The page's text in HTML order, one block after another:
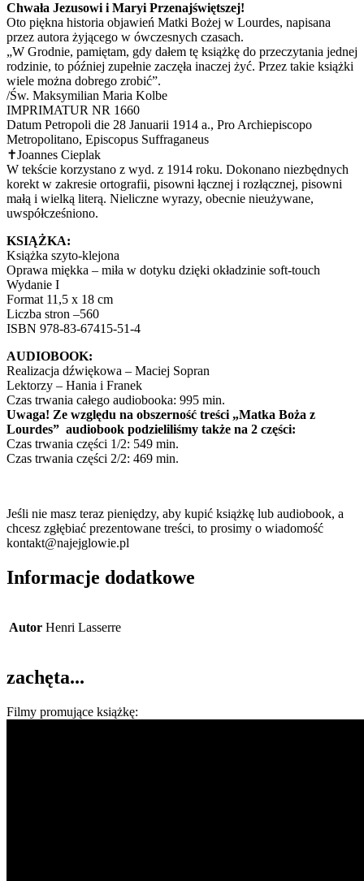
Chwała Jezusowi i Maryi Przenajświętszej!
Oto piękna historia objawień Matki Bożej w Lourdes, napisana
przez autora żyjącego w ówczesnych czasach.
„W Grodnie, pamiętam, gdy dałem tę książkę do przeczytania jednej
rodzinie, to później zupełnie zaczęła inaczej żyć. Przez takie książki
wiele można dobrego zrobić”.
/Św. Maksymilian Maria Kolbe
IMPRIMATUR NR 1660
Datum Petropoli die 28 Januarii 1914 a., Pro Archiepiscopo
Metropolitano, Episcopus Suffraganeus
✝Joannes Cieplak
W tekście korzystano z wyd. z 1914 roku. Dokonano niezbędnych
korekt w zakresie ortografii, pisowni łącznej i rozłącznej, pisowni
małą i wielką literą. Nieliczne wyrazy, obecnie nieużywane,
uwspółcześniono.
KSIĄŻKA:
Książka szyto-klejona
Oprawa miękka – miła w dotyku dzięki okładzinie soft-touch
Wydanie I
Format 11,5 x 18 cm
Liczba stron –560
ISBN 978-83-67415-51-4
AUDIOBOOK:
Realizacja dźwiękowa – Maciej Sopran
Lektorzy – Hania i Franek
Czas trwania całego audiobooka: 995 min.
Uwaga! Ze względu na obszerność treści „Matka Boża z
Lourdes” audiobook podzieliliśmy także na 2 części:
Czas trwania części 1/2: 549 min.
Czas trwania części 2/2: 469 min.
Jeśli nie masz teraz pieniędzy, aby kupić książkę lub audiobook, a
chcesz zgłębiać prezentowane treści, to prosimy o wiadomość
kontakt@najejglowie.pl
Informacje dodatkowe
Autor Henri Lasserre
zachęta...
Filmy promujące książkę: